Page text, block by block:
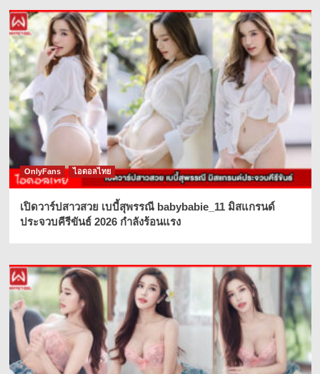
OnlyFans ไอดอลไทย
เปิดวาร์ปสาวสวย เบบี้สุพรรณี babybabie_11 มิสแกรนด์
ประจวบคีรีขันธ์ 2026 กำลังร้อนแรง